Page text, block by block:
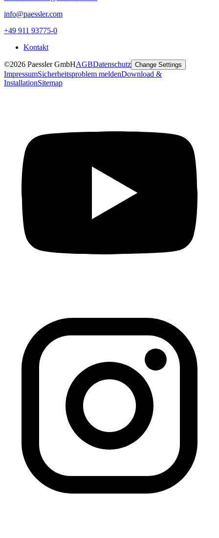
info@paessler.com
+49 911 93775-0
Kontakt
©2026 Paessler GmbHAGBDatenschutz Change Settings
ImpressumSicherheitsproblem meldenDownload &
InstallationSitemap